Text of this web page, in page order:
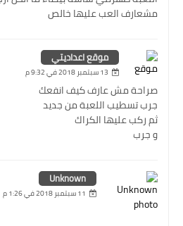
مشعارف العب عليها خالص
موقع اعداديتي
13 سبتمبر 2018 في 9:32 م
صراحة مش عارف كيف انفعك
جرب تسطيب اللعبة من جديد
ثم ركب عليها الكراك
و جرب
Unknown
11 سبتمبر 2018 في 1:26 م